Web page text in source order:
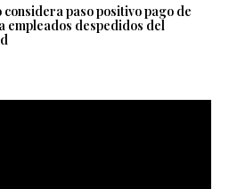
paso positivo pago de
empleados despedidos del